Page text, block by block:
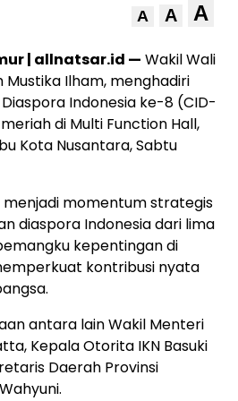
A A A
| allnatsar.id — Wakil Wali
Mustika Ilham, menghadiri
Indonesia ke-8 (CID-
di Multi Function Hall,
Kota Nusantara, Sabtu
menjadi momentum strategis
diaspora Indonesia dari lima
kepentingan di
kontribusi nyata
antara lain Wakil Menteri
Kepala Otorita IKN Basuki
Daerah Provinsi